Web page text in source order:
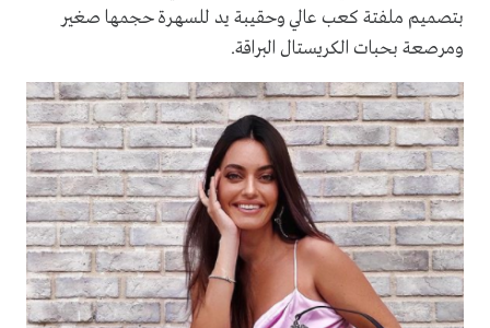
بتصميم ملفتة كعب عالي وحقيبة يد للسهرة حجمها صغير
ومرصعة بحبات الكريستال البراقة.